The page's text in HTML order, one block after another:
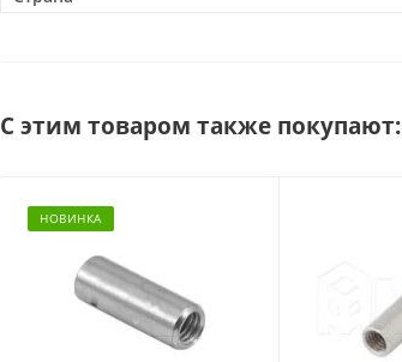
С этим товаром также покупают:
НОВИНКА